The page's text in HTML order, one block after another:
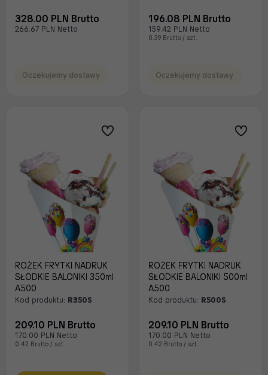
328.00 PLN Brutto
266.67 PLN Netto
Oczekujemy dostawy
196.08 PLN Brutto
159.42 PLN Netto
0.39 Brutto / szt.
Oczekujemy dostawy
ROŻEK FRYTKI NADRUK
SŁODKIE BALONIKI 350ml
A500
Kod produktu: R350S
209.10 PLN Brutto
170.00 PLN Netto
0.42 Brutto / szt.
ROŻEK FRYTKI NADRUK
SŁODKIE BALONIKI 500ml
A500
Kod produktu: R500S
209.10 PLN Brutto
170.00 PLN Netto
0.42 Brutto / szt.